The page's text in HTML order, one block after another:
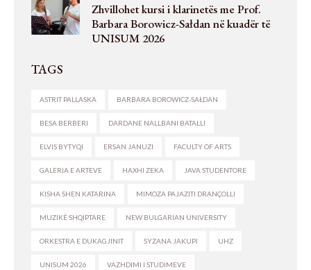
Zhvillohet kursi i klarinetës me Prof.
Barbara Borowicz-Sałdan në kuadër të
UNISUM 2026
TAGS
ASTRIT PALLASKA BARBARA BOROWICZ-SAŁDAN
BESA BERBERI DARDANE NALLBANI BATALLI
ELVIS BYTYQI ERSAN JANUZI FACULTY OF ARTS
GALERIA E ARTEVE HAXHI ZEKA JAVA STUDENTORE
KISHA SHEN KATARINA MIMOZA PAJAZITI DRANÇOLLI
MUZIKË SHQIPTARE NEW BULGARIAN UNIVERSITY
ORKESTRA E DUKAGJINIT SYZANA JAKUPI UHZ
UNISUM 2026 VAZHDIMI I STUDIMEVE